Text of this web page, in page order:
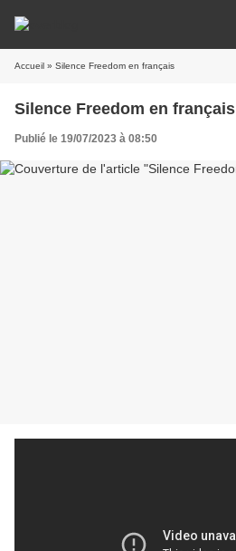
Accueil » Silence Freedom en français
Silence Freedom en français
Publié le 19/07/2023 à 08:50